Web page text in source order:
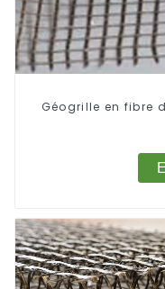
Géogrille en fibre